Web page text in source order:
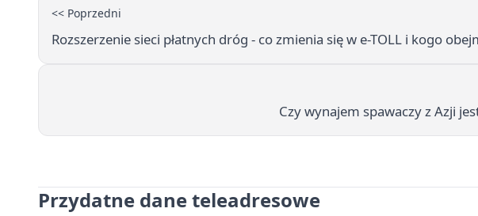
<< Poprzedni
Rozszerzenie sieci płatnych dróg - co zmienia się w e-TOLL i kogo
Czy wynajem spawaczy z Azji
Przydatne dane teleadresowe